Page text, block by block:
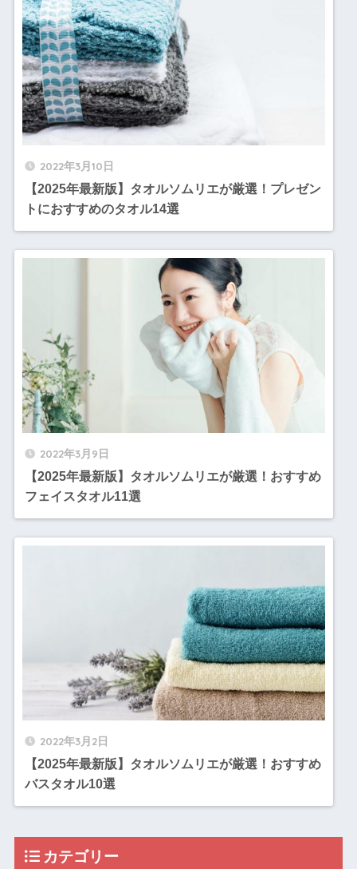
2022年3月10日
【2025年最新版】タオルソムリエが厳選！プレゼン
トにおすすめのタオル14選
2022年3月9日
【2025年最新版】タオルソムリエが厳選！おすすめ
フェイスタオル11選
2022年3月2日
【2025年最新版】タオルソムリエが厳選！おすすめ
バスタオル10選
カテゴリー